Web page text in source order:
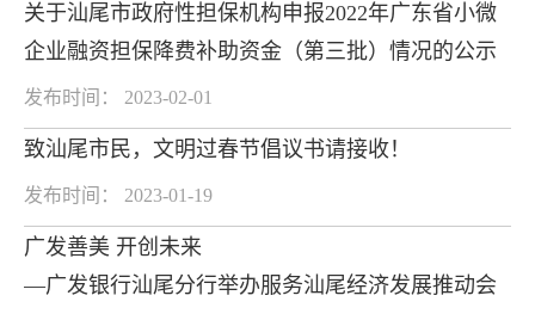
关于汕尾市政府性担保机构申报2022年广东省小微
企业融资担保降费补助资金（第三批）情况的公示
发布时间： 2023-02-01
致汕尾市民，文明过春节倡议书请接收！
发布时间： 2023-01-19
广发善美 开创未来
—广发银行汕尾分行举办服务汕尾经济发展推动会